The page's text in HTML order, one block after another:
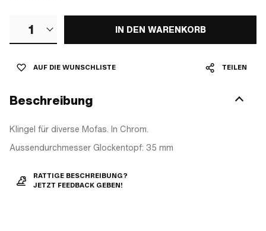
1 IN DEN WARENKORB
AUF DIE WUNSCHLISTE TEILEN
Beschreibung
Klingel für diverse Mofas. In Chrom.
Aussendurchmesser Glockentopf: 35 mm
RATTIGE BESCHREIBUNG?
JETZT FEEDBACK GEBEN!